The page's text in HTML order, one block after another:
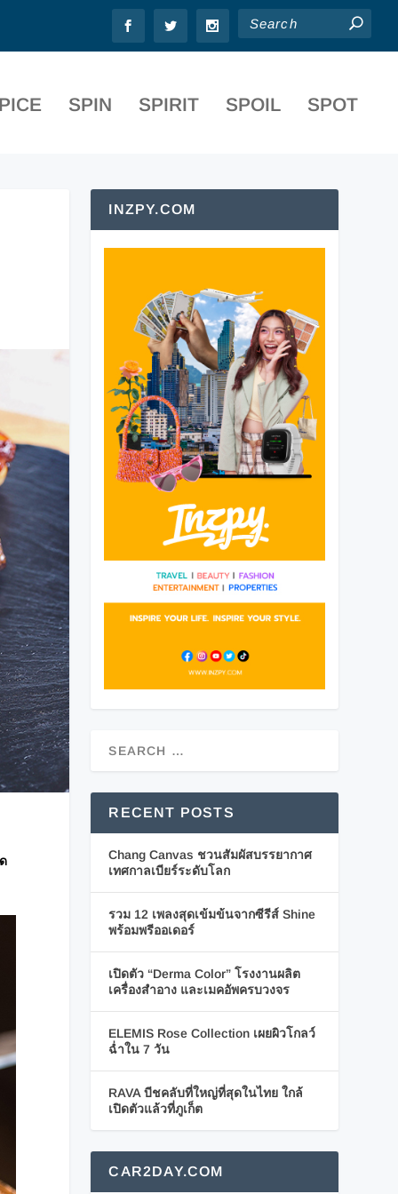
SPIN SPIRIT SPOIL SPOT
INZPY.COM
RECENT POSTS
Chang Canvas ชวนสัมผัสบรรยากาศ
เทศกาลเบียร์ระดับโลก
รวม 12 เพลงสุดเข้มข้นจากซีรีส์ Shine
พร้อมพรีออเดอร์
เปิดตัว “Derma Color” โรงงานผลิต
เครื่องสำอาง และเมคอัพครบวงจร
ELEMIS Rose Collection เผยผิวโกลว์
ฉ่ำใน 7 วัน
RAVA บีชคลับที่ใหญ่ที่สุดในไทย ใกล้
เปิดตัวแล้วที่ภูเก็ต
CAR2DAY.COM